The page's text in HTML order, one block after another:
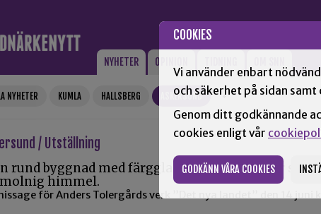
COOKIES
Vi använder enbart
och säkerhet på sidan
Genom ditt godkännande
cookies enligt vår
GODKÄNN VÅRA COOKIES
NYHETER OPINION
NYHETER KUMLA HALLSBERG ASKERSUND +
/ Utställning
för Anders Tolergårds verk ”Det nya landet” den 14 juni